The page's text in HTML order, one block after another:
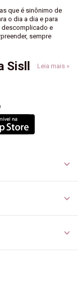
que é sinônimo de
o dia a dia e para
descomplicado e
sempre
Leia mais »